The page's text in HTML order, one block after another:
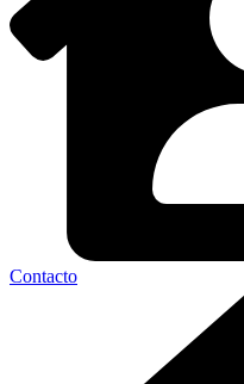
Contacto